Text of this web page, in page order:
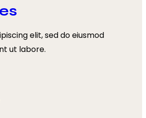
elit, sed do eiusmod
ut labore.